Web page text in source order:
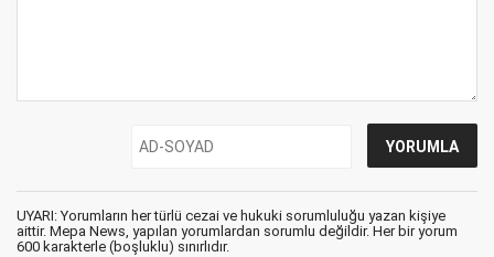
UYARI: Yorumların her türlü cezai ve hukuki sorumluluğu yazan kişiye
aittir. Mepa News, yapılan yorumlardan sorumlu değildir. Her bir yorum
600 karakterle (boşluklu) sınırlıdır.